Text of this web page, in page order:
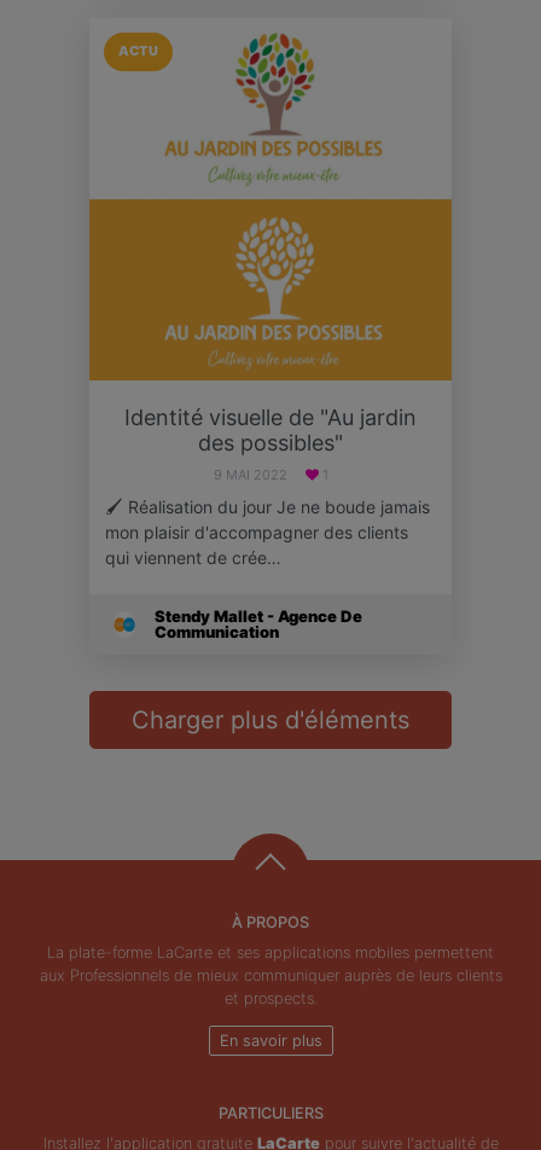
ACTU
Identité visuelle de "Au jardin
des possibles"
9 MAI 2022 1
🖌 Réalisation du jour Je ne boude jamais
mon plaisir d'accompagner des clients
qui viennent de crée…
Stendy Mallet - Agence De
Communication
Charger plus d'éléments
À PROPOS
La plate-forme LaCarte et ses applications mobiles permettent
aux Professionnels de mieux communiquer auprès de leurs clients
et prospects.
En savoir plus
PARTICULIERS
Installez l'application gratuite LaCartepour suivre l'actualité de